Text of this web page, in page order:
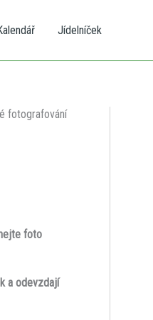
Jídelníček
fotografování
foto
a odevzdají